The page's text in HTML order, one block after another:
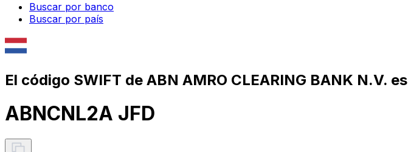
Buscar por banco
Buscar por país
El código SWIFT de ABN AMRO CLEARING BANK N.V. es
ABNCNL2A JFD